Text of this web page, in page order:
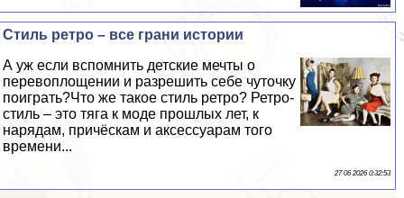
Стиль ретро – все грани истории
А уж если вспомнить детские мечты о
перевоплощении и разрешить себе чуточку
поиграть?Что же такое стиль ретро? Ретро-
стиль – это тяга к моде прошлых лет, к
нарядам, причёскам и аксессуарам того
времени...
27 06 2026 0:32:53